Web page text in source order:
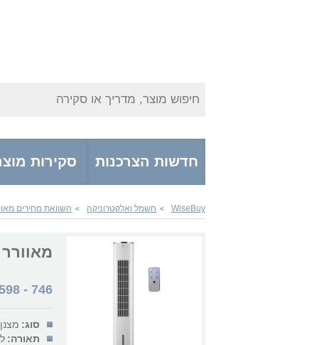
חיפוש מוצר, מדריך או סקירה
חדשות הצרכנות סקירות
WiseBuy
> חשמל ואלקטרוניקה > השוואת מחירים
מאוורר Universe NRI-8585
746
-
סוג:
תאורה: